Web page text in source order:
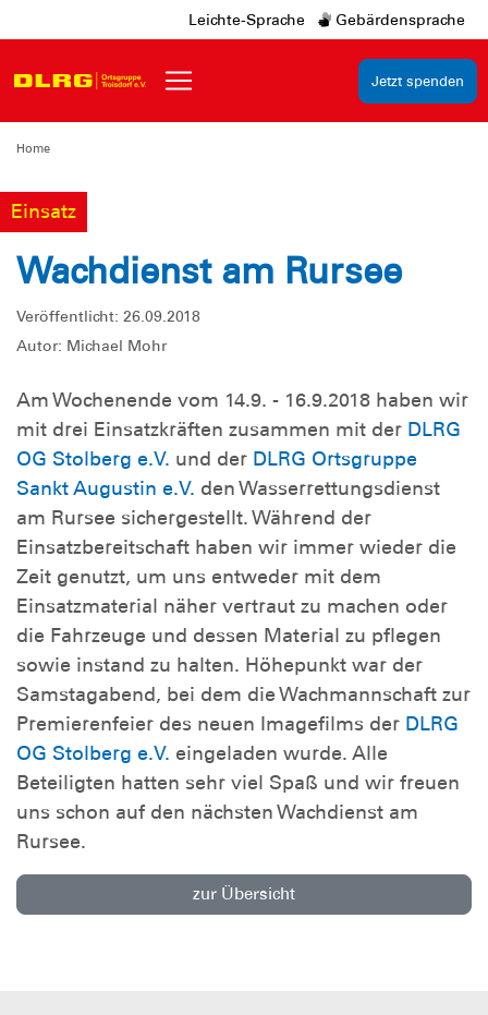
Leichte-Sprache Gebärdensprache
Jetzt spenden
Home
Einsatz
Wachdienst am Rursee
Veröffentlicht: 26.09.2018
Autor: Michael Mohr
Am Wochenende vom 14.9. - 16.9.2018 haben wir
mit drei Einsatzkräften zusammen mit der DLRG
OG Stolberg e.V. und der DLRG Ortsgruppe
Sankt Augustin e.V. den Wasserrettungsdienst
am Rursee sichergestellt. Während der
Einsatzbereitschaft haben wir immer wieder die
Zeit genutzt, um uns entweder mit dem
Einsatzmaterial näher vertraut zu machen oder
die Fahrzeuge und dessen Material zu pflegen
sowie instand zu halten. Höhepunkt war der
Samstagabend, bei dem die Wachmannschaft zur
Premierenfeier des neuen Imagefilms der DLRG
OG Stolberg e.V. eingeladen wurde. Alle
Beteiligten hatten sehr viel Spaß und wir freuen
uns schon auf den nächsten Wachdienst am
Rursee.
zur Übersicht